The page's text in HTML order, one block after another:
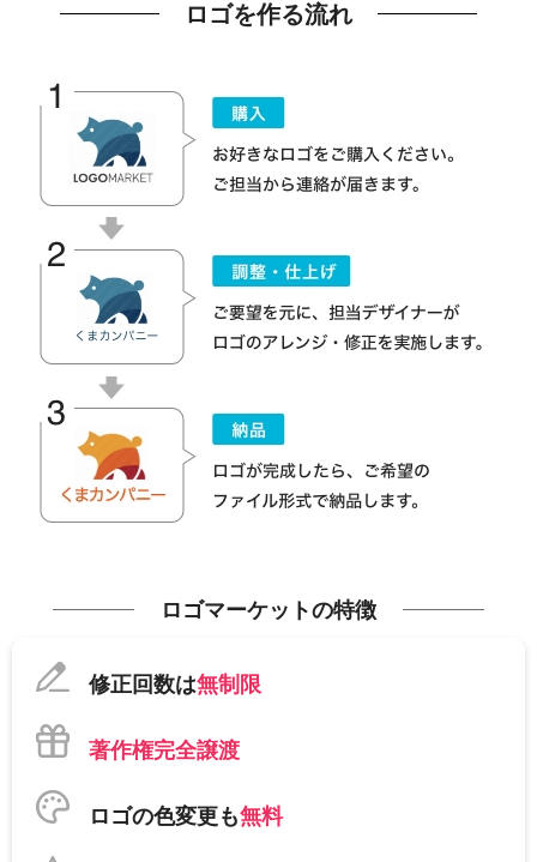
ロゴを作る流れ
ロゴマーケットの特徴
修正回数は無制限
著作権完全譲渡
ロゴの色変更も無料